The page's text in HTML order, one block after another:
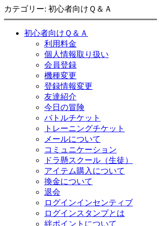
カテゴリー: 初心者向けＱ＆Ａ
初心者向けＱ＆Ａ
利用料金
個人情報取り扱い
会員登録
機種変更
登録情報変更
友達紹介
今日の冒険
バトルチケット
トレーニングチケット
メールについて
コミュニケーション
ドラ懸スクール（生徒）
アイテム購入について
換金について
退会
ログインインセンティブ
ログインスタンプとは
絆ポイントについて